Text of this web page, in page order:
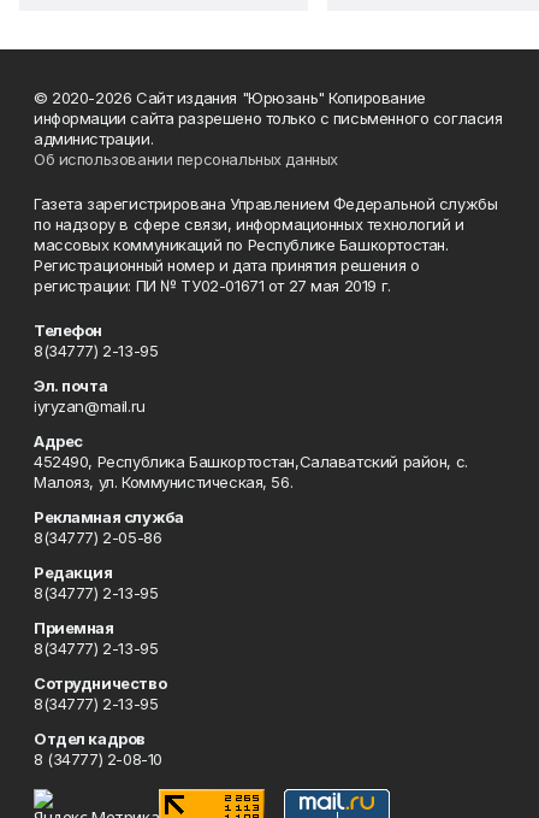
© 2020-2026 Сайт издания "Юрюзань" Копирование
информации сайта разрешено только с письменного согласия
администрации.
Об использовании персональных данных
Газета зарегистрирована Управлением Федеральной службы
по надзору в сфере связи, информационных технологий и
массовых коммуникаций по Республике Башкортостан.
Регистрационный номер и дата принятия решения о
регистрации: ПИ № ТУ02-01671 от 27 мая 2019 г.
Телефон
8(34777) 2-13-95
Эл. почта
iyryzan@mail.ru
Адрес
452490, Республика Башкортостан,Салаватский район, с.
Малояз, ул. Коммунистическая, 56.
Рекламная служба
8(34777) 2-05-86
Редакция
8(34777) 2-13-95
Приемная
8(34777) 2-13-95
Сотрудничество
8(34777) 2-13-95
Отдел кадров
8 (34777) 2-08-10